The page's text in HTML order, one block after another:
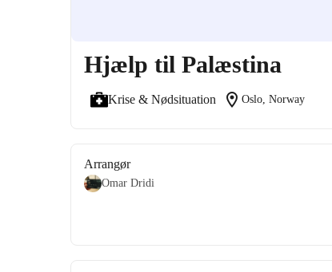
Hjælp til Palæstina
Krise & Nødsituation location_on Oslo, Norway
Arrangør
Omar Dridi